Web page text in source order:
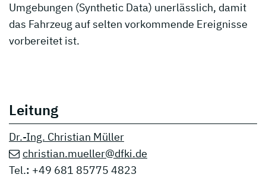
Umgebungen (Synthetic Data) unerlässlich, damit
das Fahrzeug auf selten vorkommende Ereignisse
vorbereitet ist.
Leitung
Dr.-Ing. Christian Müller
christian.mueller@dfki.de
Tel.: +49 681 85775 4823